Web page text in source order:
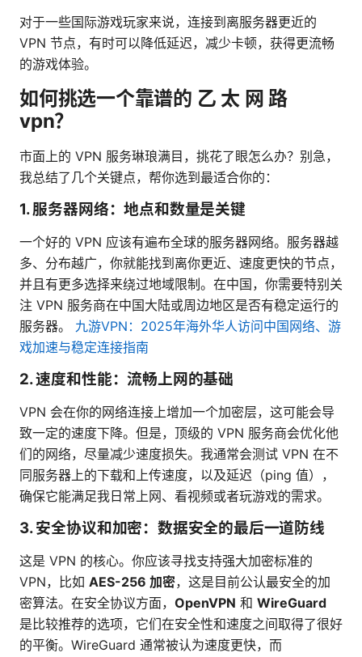
对于一些国际游戏玩家来说，连接到离服务器更近的
VPN 节点，有时可以降低延迟，减少卡顿，获得更流畅
的游戏体验。
如何挑选一个靠谱的 乙 太 网 路
vpn？
市面上的 VPN 服务琳琅满目，挑花了眼怎么办？别急，
我总结了几个关键点，帮你选到最适合你的：
1. 服务器网络：地点和数量是关键
一个好的 VPN 应该有遍布全球的服务器网络。服务器越
多、分布越广，你就能找到离你更近、速度更快的节点，
并且有更多选择来绕过地域限制。在中国，你需要特别关
注 VPN 服务商在中国大陆或周边地区是否有稳定运行的
服务器。 九游VPN：2025年海外华人访问中国网络、游
戏加速与稳定连接指南
2. 速度和性能：流畅上网的基础
VPN 会在你的网络连接上增加一个加密层，这可能会导
致一定的速度下降。但是，顶级的 VPN 服务商会优化他
们的网络，尽量减少速度损失。我通常会测试 VPN 在不
同服务器上的下载和上传速度，以及延迟（ping 值），
确保它能满足我日常上网、看视频或者玩游戏的需求。
3. 安全协议和加密：数据安全的最后一道防线
这是 VPN 的核心。你应该寻找支持强大加密标准的
VPN，比如 AES-256 加密，这是目前公认最安全的加
密算法。在安全协议方面， OpenVPN 和 WireGuard
是比较推荐的选项，它们在安全性和速度之间取得了很好
的平衡。WireGuard 通常被认为速度更快，而